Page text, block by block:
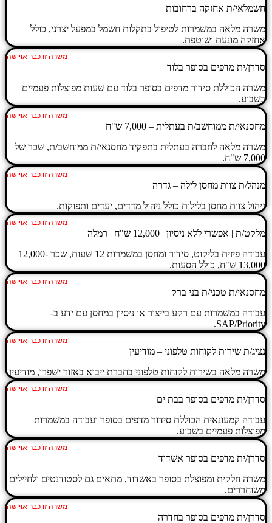
חשמלאי/ת אחזקה ברחובות
משרה מלאה במשמרות לטיפול בתקלות חשמל במפעל יצרני, כולל
אחזקה מונעת ושוטפת.
– משרה זו כבר אויישה
סדרן/ית מדפים בסופר בלוד
משרה הכוללת סידור מדפים בסופר בלוד עם שעות מפוצלות פעמיים
בשבוע.
– משרה זו כבר אויישה
מחסנאי/ת ממוחשב/ת בעתלית – 7,000 ש"ח
משרה מלאה לחברה בעתלית בתפקיד מחסנאי/ת ממוחשב/ת, שכר של
7,000 ש"ח.
– משרה זו כבר אויישה
מנהל/ת צוות מחסן לילה – גדרה
ניהול צוות מחסן בלילות כולל ניהול מדדים, יעדים ותפוקות.
– משרה זו כבר אויישה
מלקט/ת | אפשרי ללא ניסיון | 12,000 ש"ח | רמלה
עבודה פיזית בליקוט, סידור ומחסן במשמרות 12 שעות, שכר 12,000-
13,000 ש"ח, כולל הסעות.
– משרה זו כבר אויישה
מחסנאי/ת טכני/ת בני ברק
עבודה במשמרות עם רקע בייצור או ניסיון במחסן עם ידע ב-
SAP/Priority.
– משרה זו כבר אויישה
נציג/ת שירות לקוחות טלפוני – מודיעין
משרה מלאה בשירות לקוחות טלפוני בחברת ייבוא באזור ישפרו, מודיעין.
– משרה זו כבר אויישה
סדרן/ית מדפים בסופר בבת ים
עבודה קמעונאית הכוללת סידור מדפים בסופר ועבודה במשמרות
מפוצלות פעמיים בשבוע.
– משרה זו כבר אויישה
סדרן/ית מדפים בסופר אשדוד
משרה חלקית ומפוצלת בסופר באשדוד, מתאים גם לסטודנטים ולחיילים
משוחררים.
– משרה זו כבר אויישה
סדרן/ית מדפים בסופר בחדרה